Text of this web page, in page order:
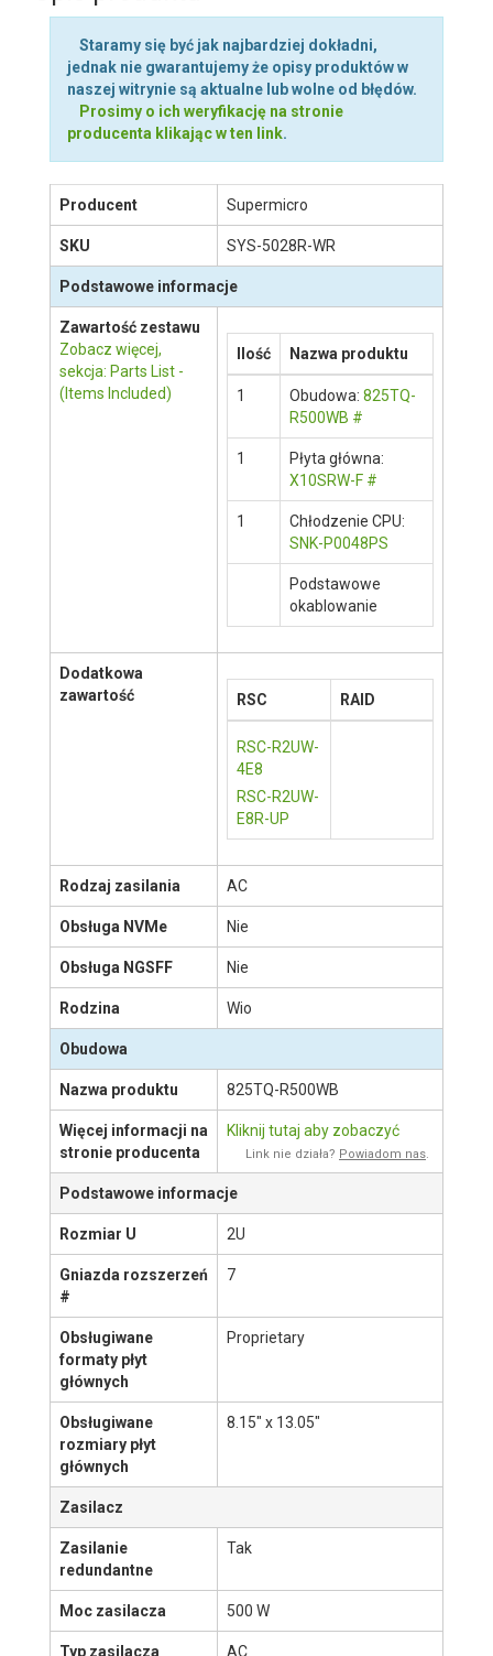
9. 500W Redundant Power Supplies Platinum Level (94%+)
10. 3 middle cooling fans
Opis produktu Zapytaj o produkt
Opis produktu
Staramy się być jak najbardziej dokładni,
jednak nie gwarantujemy że opisy produktów w
naszej witrynie są aktualne lub wolne od błędów.
Prosimy o ich weryfikację na stronie
producenta klikając w ten link
Supermicro
SYS-5028R-WR
Nazwa produktu
1 Obudowa:825TQ-
R500WB#
1
Płyta główna:
X10SRW-F#
1
Chłodzenie CPU:
okablowanie
Dodatkowa
zawartość
RSC
4E8
RSC-R2UW-
Rodzaj zasilania AC
Obsługa NVMe Nie
Obsługa NGSFF Nie
Rodzina Wio
Obudowa
Więcej informacji na
stronie producenta
Podstawowe informacje
Rozmiar U
Gniazda rozszerzeń
#
Obsługiwane
formaty płyt
głównych
POKAŻ WIĘCEJ